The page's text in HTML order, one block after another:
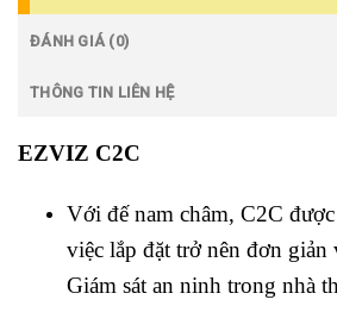
ĐÁNH GIÁ (0)
THÔNG TIN LIÊN HỆ
EZVIZ C2C
Với đế nam châm, C2C
việc lắp đặt trở nên đơn giản
Giám sát an ninh trong nhà